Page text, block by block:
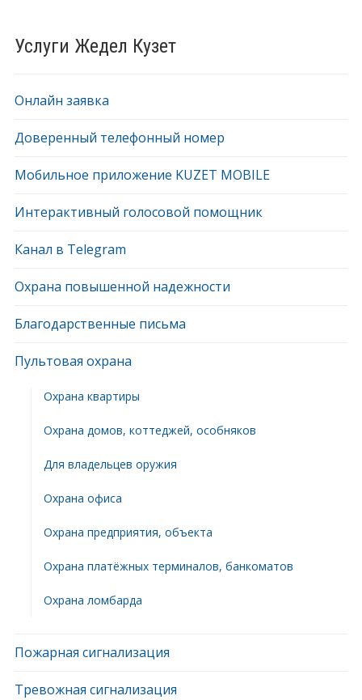
Услуги Жедел Кузет
Онлайн заявка
Доверенный телефонный номер
Мобильное приложение KUZET MOBILE
Интерактивный голосовой помощник
Канал в Telegram
Охрана повышенной надежности
Благодарственные письма
Пультовая охрана
Охрана квартиры
Охрана домов, коттеджей, особняков
Для владельцев оружия
Охрана офиса
Охрана предприятия, объекта
Охрана платёжных терминалов, банкоматов
Охрана ломбарда
Пожарная сигнализация
Тревожная сигнализация